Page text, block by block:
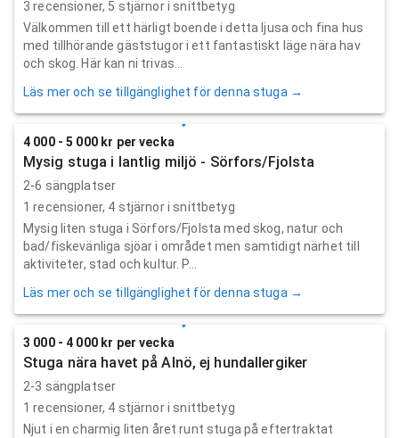
3 recensioner, 5 stjärnor i snittbetyg
Välkommen till ett härligt boende i detta ljusa och fina hus
med tillhörande gäststugor i ett fantastiskt läge nära hav
och skog. Här kan ni trivas...
Läs mer och se tillgänglighet för denna stuga →
4 000 - 5 000 kr per vecka
Mysig stuga i lantlig miljö - Sörfors/Fjolsta
2-6 sängplatser
1 recensioner, 4 stjärnor i snittbetyg
Mysig liten stuga i Sörfors/Fjolsta med skog, natur och
bad/fiskevänliga sjöar i området men samtidigt närhet till
aktiviteter, stad och kultur. P...
Läs mer och se tillgänglighet för denna stuga →
3 000 - 4 000 kr per vecka
Stuga nära havet på Alnö, ej hundallergiker
2-3 sängplatser
1 recensioner, 4 stjärnor i snittbetyg
Njut i en charmig liten året runt stuga på eftertraktat